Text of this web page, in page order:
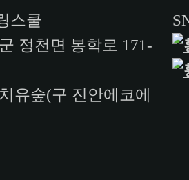
스쿨
정천면 봉학로 171-
유숲(구 진안에코에